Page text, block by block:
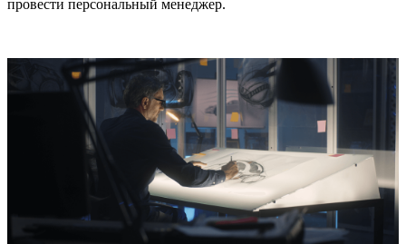
провести персональный менеджер.